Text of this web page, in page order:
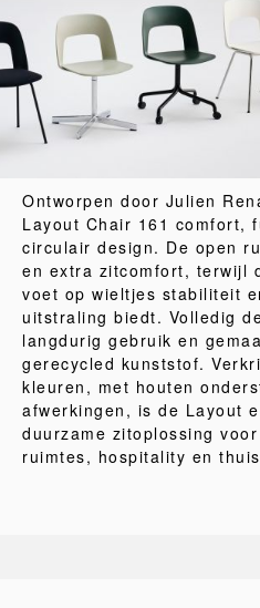
Ontworpen door Julien
Layout Chair 161 comfort,
circulair design. De open
en extra zitcomfort, terwijl
voet op wieltjes stabiliteit
uitstraling biedt. Volledig
langdurig gebruik en
gerecycled kunststof.
kleuren, met houten
afwerkingen, is de Layout
duurzame zitoplossing
ruimtes, hospitality en